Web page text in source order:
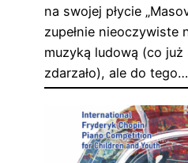
na swojej płycie
zupełnie nieoczywiste
muzyką ludową (co
zdarzało), ale do tego…